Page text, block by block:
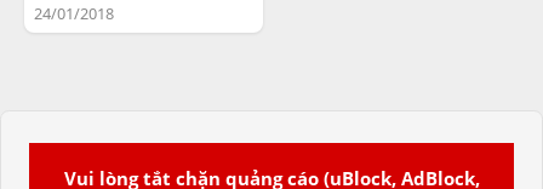
Vui lòng tắt chặn quảng cáo (uBlock, AdBlock,
24/01/2018